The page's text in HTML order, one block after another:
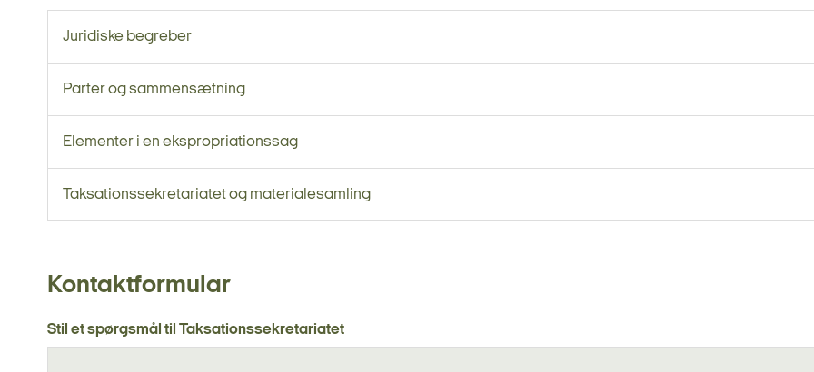
Juridiske begreber
Parter og sammensætning
Elementer i en ekspropriationssag
Taksationssekretariatet og materialesamling
Kontaktformular
Stil et spørgsmål til Taksationssekretariatet